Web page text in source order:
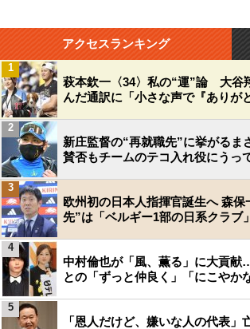
アクセスランキング
萩本欽一〈34〉私の“運”論 大谷
んだ通訳に「小さな声で『ありが
1
新庄監督の“再就職先”に挙がるま
賛否もチームのテコ入れ役にうっ
2
欧州初の日本人指揮官誕生へ 森保
先”は「ベルギー1部の日系クラブ
3
中村倫也が「風、薫る」に大貢献
との「ずっと仲良く」「にこやか
4
「恩人だけど、嫌いな人の代表」
5